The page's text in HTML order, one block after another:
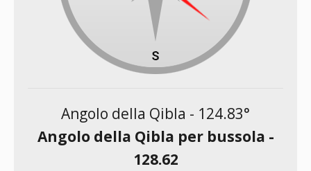
Angolo della Qibla - 124.83°
Angolo della Qibla per bussola -
128.62